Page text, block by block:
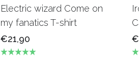
Electric wizard Come on
my fanatics T-shirt
€21,90